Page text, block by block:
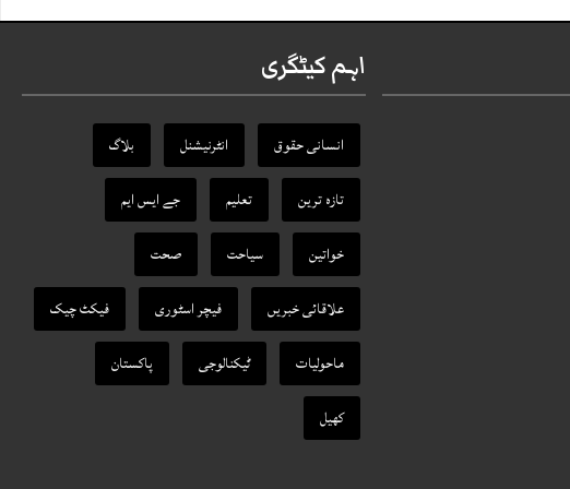
اہم کیٹگری
انسانی حقوق انٹرنیشنل
بلاگ
تازہ ترین
تعلیم
جے ایس ایم
خواتین
سیاحت
صحت
علاقائی خبریں
فیچر اسٹوری
فیکٹ‌ چیک
ماحولیات
ٹیکنالوجی
پاکستان
کھیل